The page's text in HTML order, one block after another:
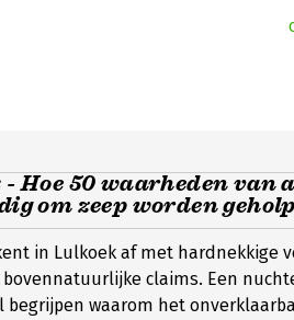
Hoe 50 waarheden van
om zeep worden
in Lulkoek af met hardnekkige
claims. Een
begrijpen waarom het